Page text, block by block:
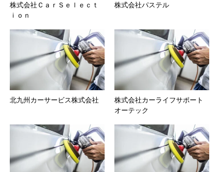
株式会社ＣａｒＳｅｌｅｃｔ
ｉｏｎ
株式会社パステル
北九州カーサービス株式会社
株式会社カーライフサポート
オーテック